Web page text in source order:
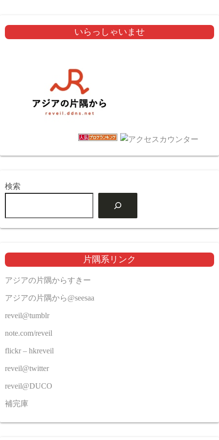
いらっしゃいませ
検索
片隅系リンク
アジアの片隅からすきー
アジアの片隅から@seesaa
reveil@tumblr
note.com/reveil
flickr – hkreveil
reveil@twitter
reveil@DUCO
補完庫